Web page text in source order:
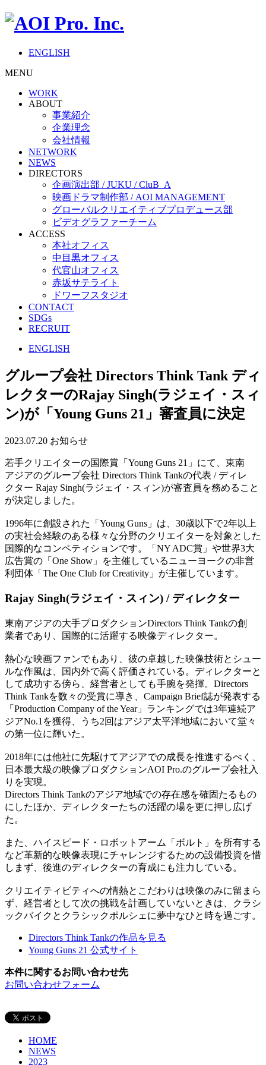
ENGLISH
MENU
WORK
ABOUT
事業紹介
企業理念
会社情報
NETWORK
NEWS
DIRECTORS
企画演出部 / JUKU / CluB_A
映画ドラマ制作部 / AOI MANAGEMENT
グローバルクリエイティブプロデュース部
ビデオグラファーチーム
ACCESS
本社オフィス
中目黒オフィス
代官山オフィス
赤坂サテライト
ドワーフスタジオ
CONTACT
SDGs
RECRUIT
ENGLISH
グループ会社 Directors Think Tank ディ
レクターのRajay Singh(ラジェイ・スィ
ン)が「Young Guns 21」審査員に決定
2023.07.20 お知らせ
若手クリエイターの国際賞「Young Guns 21」にて、東南
アジアのグループ会社 Directors Think Tankの代表 / ディレ
クター Rajay Singh(ラジェイ・スィン)が審査員を務めること
が決定しました。
1996年に創設された「Young Guns」は、30歳以下で2年以上
の実社会経験のある様々な分野のクリエイターを対象とした
国際的なコンペティションです。「NY ADC賞」や世界3大
広告賞の「One Show」を主催しているニューヨークの非営
利団体「The One Club for Creativity」が主催しています。
Rajay Singh(ラジェイ・スィン) / ディレクター
東南アジアの大手プロダクションDirectors Think Tankの創
業者であり、国際的に活躍する映像ディレクター。
熱心な映画ファンでもあり、彼の卓越した映像技術とシュー
ルな作風は、国内外で高く評価されている。ディレクターと
して成功する傍ら、経営者としても手腕を発揮。Directors
Think Tankを数々の受賞に導き、Campaign Brief誌が発表する
「Production Company of the Year」ランキングでは3年連続ア
ジアNo.1を獲得、うち2回はアジア太平洋地域において堂々
の第一位に輝いた。
2018年には他社に先駆けてアジアでの成長を推進するべく、
日本最大級の映像プロダクションAOI Pro.のグループ会社入
りを実現。
Directors Think Tankのアジア地域での存在感を確固たるもの
にしたほか、ディレクターたちの活躍の場を更に押し広げ
た。
また、ハイスピード・ロボットアーム「ボルト」を所有する
など革新的な映像表現にチャレンジするための設備投資を惜
しまず、後進のディレクターの育成にも注力している。
クリエイティビティへの情熱とこだわりは映像のみに留まら
ず、経営者として次の挑戦を計画していないときは、クラシ
ックバイクとクラシックポルシェに夢中なひと時を過ごす。
Directors Think Tankの作品を見る
Young Guns 21 公式サイト
本件に関するお問い合わせ先
お問い合わせフォーム
HOME
NEWS
2023